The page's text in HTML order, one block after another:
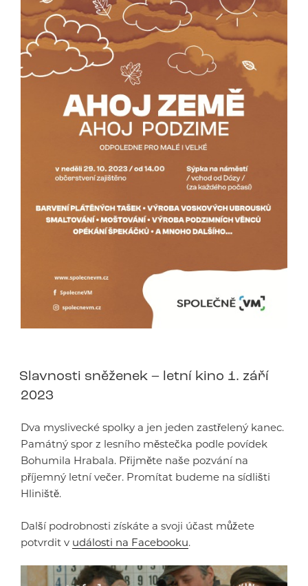
Slavnosti sněženek – letní kino 1. září
2023
Dva myslivecké spolky a jen jeden zastřelený kanec.
Památný spor z lesního městečka podle povídek
Bohumila Hrabala. Přijměte naše pozvání na
příjemný letní večer. Promítat budeme na sídlišti
Hliniště.
Další podrobnosti získáte a svoji účast můžete
potvrdit v události na Facebooku.